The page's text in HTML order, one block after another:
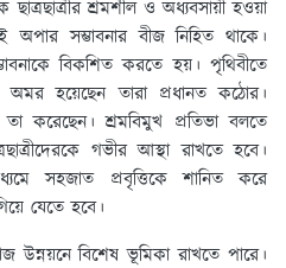
শ্রমশীল ও অধ্যবসায়ী হওয়া
অপার সম্ভাবনার বীজ নিহিত থাকে।
বিকশিত করতে হয়। পৃথিবীতে
অমর হয়েছেন তারা প্রধানত কঠোর।
করেছেন। শ্রমবিমুখ প্রতিভা বলতে
গভীর আস্থা রাখতে হবে।
সহজাত প্রবৃত্তিকে শানিত করে
যেতে হবে।
উন্নয়নে বিশেষ ভূমিকা রাখতে পারে।